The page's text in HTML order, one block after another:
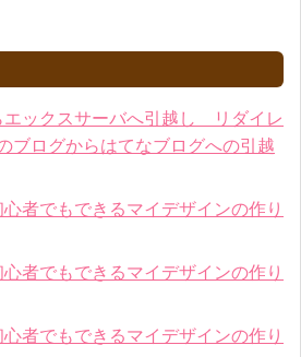
エックスサーバへ引越し リダイレ
ブログからはてなブログへの引越
者でもできるマイデザインの作り
者でもできるマイデザインの作り
者でもできるマイデザインの作り